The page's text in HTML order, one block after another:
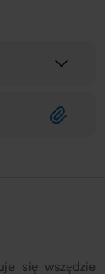
się wszędzie